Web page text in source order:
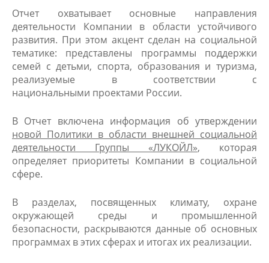
Отчет охватывает основные направления
деятельности Компании в области устойчивого
развития. При этом акцент сделан на социальной
тематике: представлены программы поддержки
семей с детьми, спорта, образования и туризма,
реализуемые в соответствии с
национальными проектами России.
В Отчет включена информация об утверждении
новой Политики в области внешней социальной
деятельности Группы «ЛУКОЙЛ», которая
определяет приоритеты Компании в социальной
сфере.
В разделах, посвященных климату, охране
окружающей среды и промышленной
безопасности, раскрываются данные об основных
программах в этих сферах и итогах их реализации.